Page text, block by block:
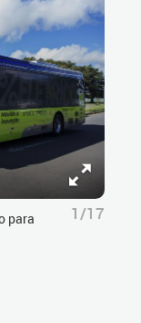
para
1/17